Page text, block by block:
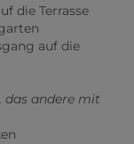
die Terrasse
auf die
das andere mit